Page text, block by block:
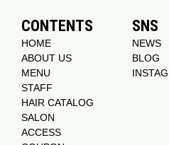
CONTENTS
HOME
ABOUT US
MENU
STAFF
HAIR CATALOG
SALON
ACCESS
SNS
NEWS
BLOG